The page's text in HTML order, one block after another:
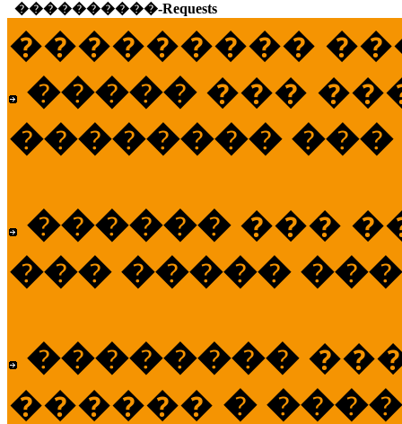
����������-Requests
���������
����� ���
�������� ���
������ ���
��� �����
��������
������ �